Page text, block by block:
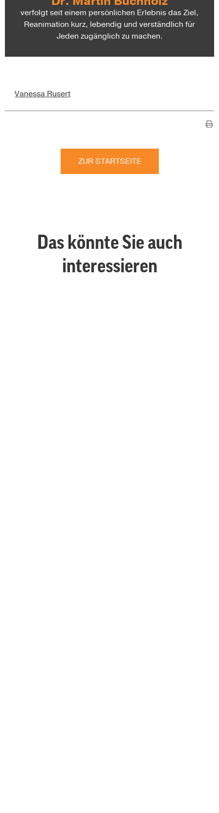
verfolgt seit einem persönlichen Erlebnis das Ziel,
Reanimation kurz, lebendig und verständlich für
Jeden zugänglich zu machen.
Vanessa Rusert
ZUR STARTSEITE
Das könnte Sie auch
interessieren